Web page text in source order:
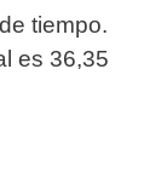
tiempo.
es 36,35